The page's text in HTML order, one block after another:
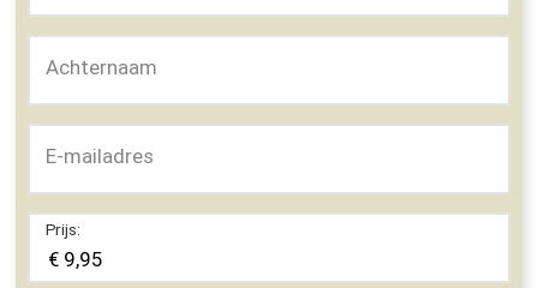
Achternaam
E-mailadres
Prijs: